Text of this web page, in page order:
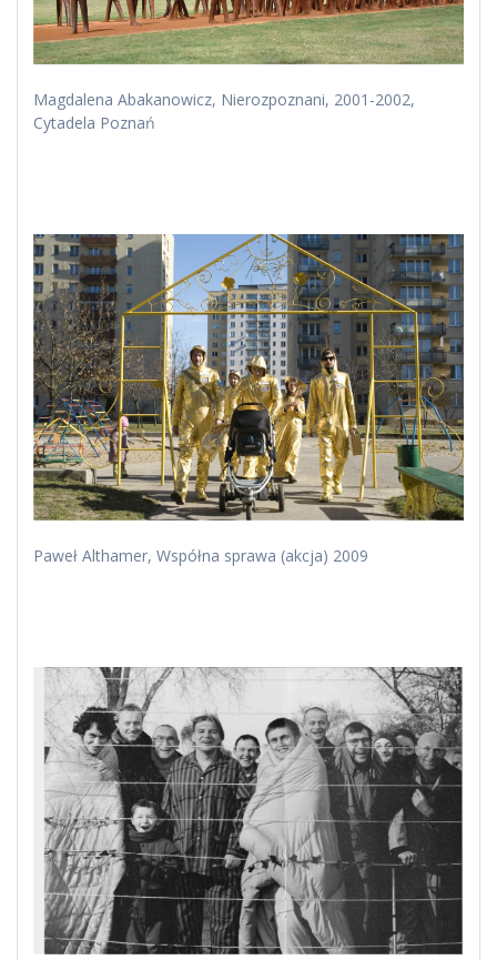
Magdalena Abakanowicz, Nierozpoznani, 2001-2002,
Cytadela Poznań
Paweł Althamer, Współna sprawa (akcja) 2009